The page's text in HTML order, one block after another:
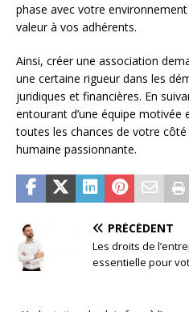
phase avec votre
valeur à vos adhérents.
Ainsi, créer une association
une certaine rigueur dans les
juridiques et financières. En
entourant d’une équipe
toutes les chances de votre
humaine passionnante.
PRÉCÉDENT
Les droits de
essentielle pour